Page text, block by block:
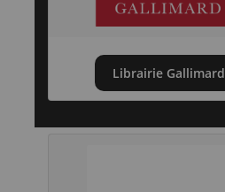
Librairie Gallimard